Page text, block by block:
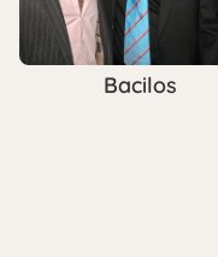
Bacilos